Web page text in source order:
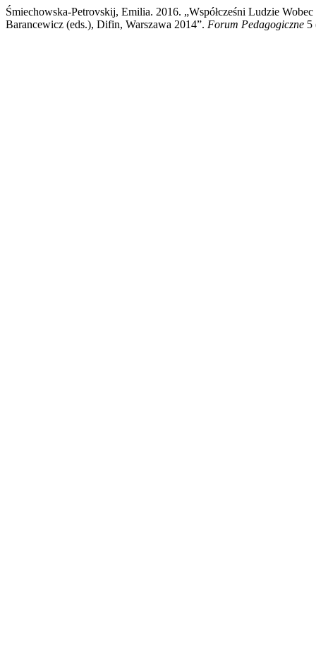
Śmiechowska-Petrovskij, Emilia. 2016. „Współcześni Ludzie
Barancewicz (eds.), Difin, Warszawa 2014”. Forum Pedagogiczne 5